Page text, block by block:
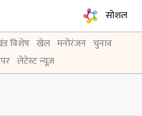
सोशल
विशेष खेल मनोरंजन चुनाव
लेटेस्ट न्यूज़